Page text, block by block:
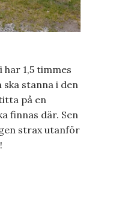
har 1,5 timmes
stanna i den
på en
finnas där. Sen
strax utanför